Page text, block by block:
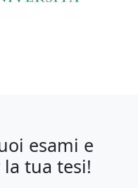
esami e
tua tesi!